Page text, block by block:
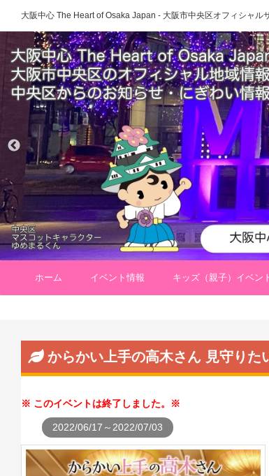
大阪中心 The Heart of Osaka Japan - 大阪市中央区オフィシャル
ホーム イベント情報 キッズ（親子）イベン
からかい上手の高木さん 見守りた
このイベントは終了しました。
2022/06/17～2022/07/03